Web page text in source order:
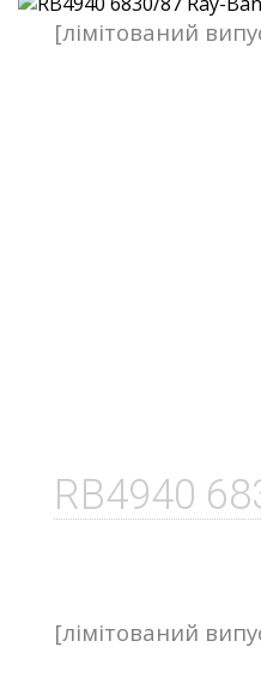
RB4940
[лімітований
[лімітований